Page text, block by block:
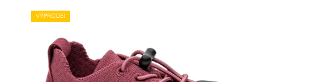
VÝPRODEJ